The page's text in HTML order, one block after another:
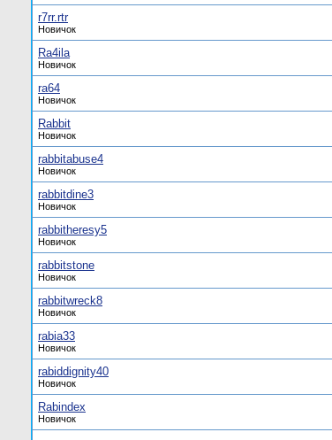
r7rr.rtr
Новичок
Ra4ila
Новичок
ra64
Новичок
Rabbit
Новичок
rabbitabuse4
Новичок
rabbitdine3
Новичок
rabbitheresy5
Новичок
rabbitstone
Новичок
rabbitwreck8
Новичок
rabia33
Новичок
rabiddignity40
Новичок
Rabindex
Новичок